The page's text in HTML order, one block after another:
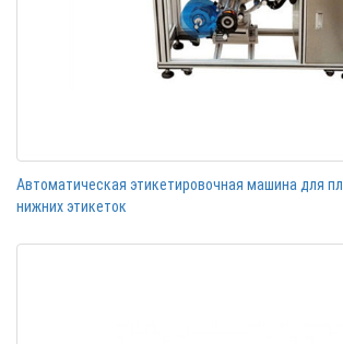
Автоматическая этикетировочная машина для
нижних этикеток